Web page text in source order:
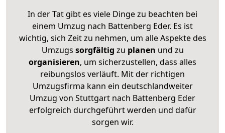
In der Tat gibt es viele Dinge zu beachten bei
einem Umzug nach Battenberg Eder. Es ist
wichtig, sich Zeit zu nehmen, um alle Aspekte des
Umzugs sorgfältig zu planen und zu
organisieren, um sicherzustellen, dass alles
reibungslos verläuft. Mit der richtigen
Umzugsfirma kann ein deutschlandweiter
Umzug von Stuttgart nach Battenberg Eder
erfolgreich durchgeführt werden und dafür
sorgen wir.